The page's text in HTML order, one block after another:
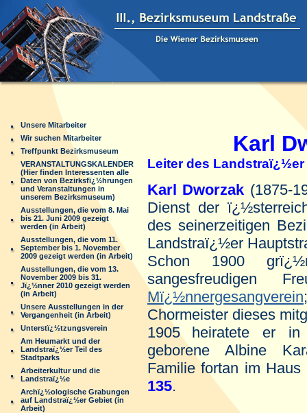
Unsere Mitarbeiter
Wir suchen Mitarbeiter
Treffpunkt Bezirksmuseum
VERANSTALTUNGSKALENDER
(Hier finden Interessenten alle
Daten von Bezirksfï¿½hrungen
und Veranstaltungen in
unserem Bezirksmuseum)
Ausstellungen, die vom 8. Mai
bis 21. Juni 2009 gezeigt
werden (in Arbeit)
Ausstellungen, die vom 11.
September bis 1. November
2009 gezeigt werden (in Arbeit)
Ausstellungen, die vom 13.
November 2009 bis 31.
Jï¿½nner 2010 gezeigt werden
(in Arbeit)
Unsere Ausstellungen in der
Vergangenheit (in Arbeit)
Unterstï¿½tzungsverein
Am Heumarkt und der
Landstraï¿½er Teil des
Stadtparks
Arbeiterkultur und die
Landstraï¿½e
Archï¿½ologische Grabungen
auf Landstraï¿½er Gebiet (in
Arbeit)
Karl
Leiter des
Karl Dworzak (1875-
Dienst der
des seinerzeitigen
Landstraï¿½er
Schon 1900
sangesfreudigen
Mï¿½nnergesangverein
Chormeister dieses
1905
heiratete er in
geborene Albine
Familie fortan im Haus
135.